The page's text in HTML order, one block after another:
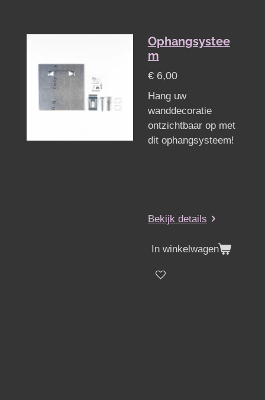
Ophangsystee
m
€ 6,00
Hang uw
wanddecoratie
ontzichtbaar op met
dit ophangsysteem!
Bekijk details
In winkelwagen